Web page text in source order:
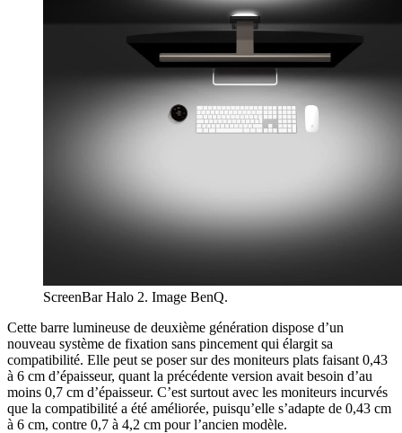
ScreenBar Halo 2. Image BenQ.
Cette barre lumineuse de deuxième génération dispose d’un
nouveau système de fixation sans pincement qui élargit sa
compatibilité. Elle peut se poser sur des moniteurs plats faisant 0,43
à 6 cm d’épaisseur, quant la précédente version avait besoin d’au
moins 0,7 cm d’épaisseur. C’est surtout avec les moniteurs incurvés
que la compatibilité a été améliorée, puisqu’elle s’adapte de 0,43 cm
à 6 cm, contre 0,7 à 4,2 cm pour l’ancien modèle.